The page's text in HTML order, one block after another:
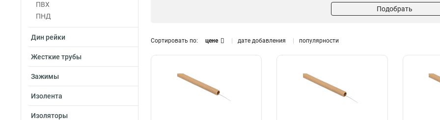
ПВХ
ПНД
Дин рейки
Жесткие трубы
Зажимы
Изолента
Изоляторы
Подобрать
Сортировать по: цене дате добавления популярности